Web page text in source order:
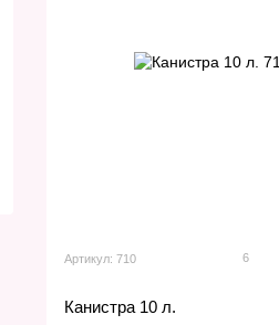
Артикул: 710 6
Канистра 10 л.